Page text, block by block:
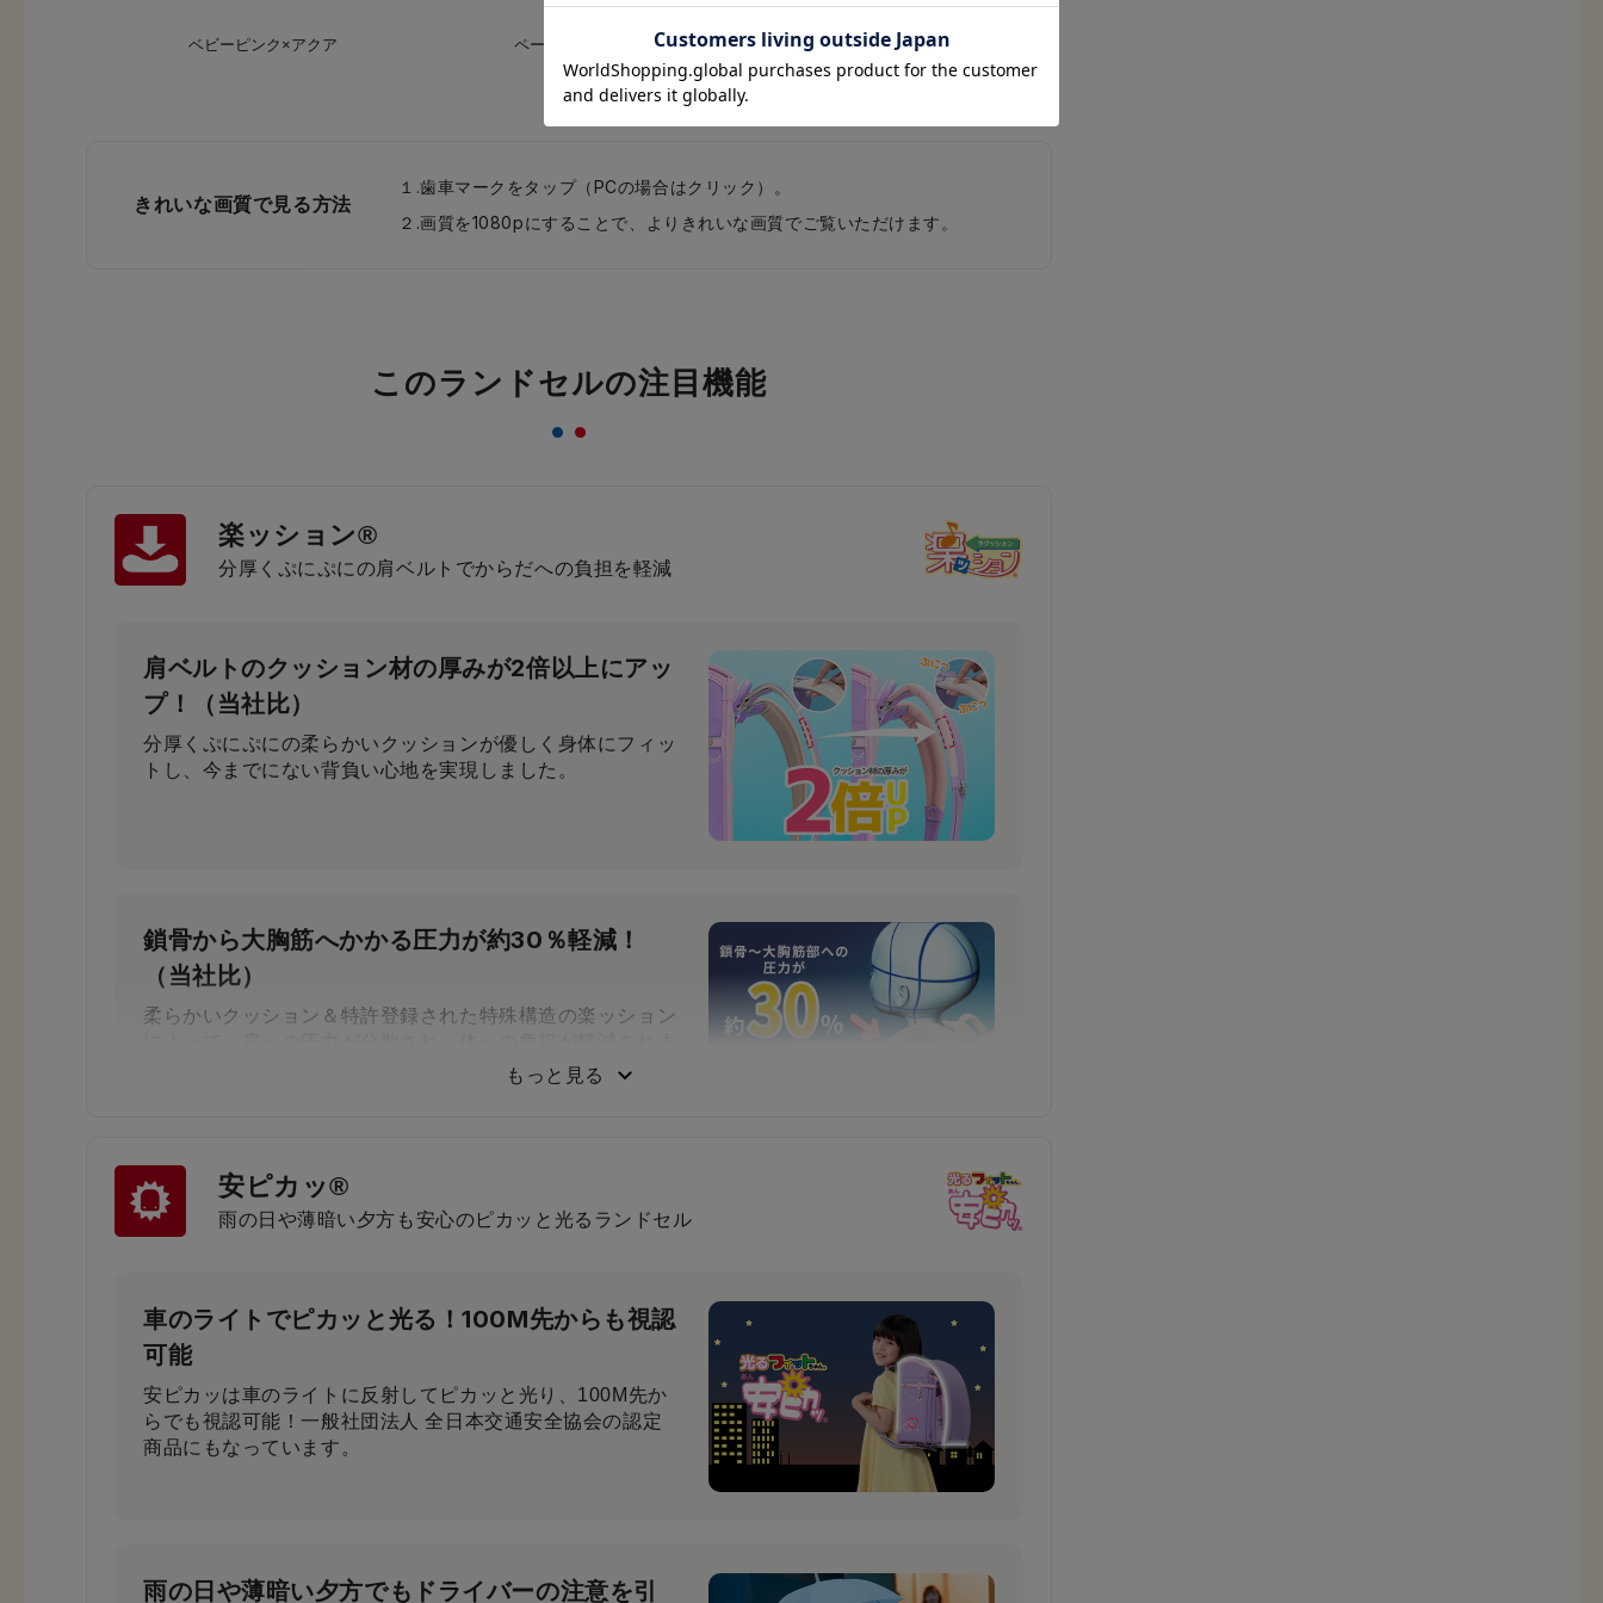
ベビーピンク×アクア ペールラベンダー×アクア
ルミナスイエロー×ペールラ
ベンダー
きれいな画質で見る方法
１.歯車マークをタップ（PCの場合はクリック）。
２.画質を1080pにすることで、よりきれいな画質でご覧いただけます。
このランドセルの注目機能
楽ッション®
分厚くぷにぷにの肩ベルトでからだへの負担を軽減
肩ベルトのクッション材の厚みが2倍以上にアッ
プ！（当社比）
分厚くぷにぷにの柔らかいクッションが優しく身体にフィッ
トし、今までにない背負い心地を実現しました。
鎖骨から大胸筋へかかる圧力が約30％軽減！
（当社比）
柔らかいクッション＆特許登録された特殊構造の楽ッション
小学生から支持される圧倒的な背負い心地
もっと見る
安ピカッ®
雨の日や薄暗い夕方も安心のピカッと光るランドセル
車のライトでピカッと光る！100M先からも視認
可能
安ピカッは車のライトに反射してピカッと光り、100M先か
らでも視認可能！一般社団法人 全日本交通安全協会の認定
商品にもなっています。
雨の日や薄暗い夕方でもドライバーの注意を引